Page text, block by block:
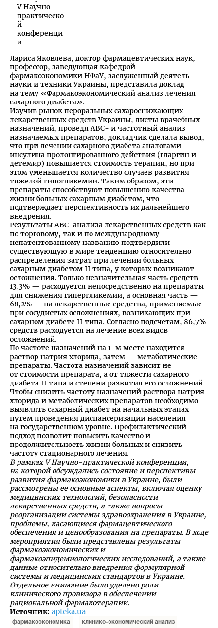
Лариса Яковлева, доктор фармацевтических наук,
профессор, заведующая кафедрой
фармакоэкономики НФаУ, заслуженный деятель
науки и техники Украины, представила доклад
на тему «Фармакоэкономический анализ лечения
сахарного диабета».
Изучив рынок пероральных сахароснижающих
лекарственных средств Украины, листы врачебных
назначений, проведя АВС- и частотный анализ
назначаемых препаратов, докладчик сделала вывод,
что при лечении сахарного диабета аналогами
инсулина пролонгированного действия (гларгин и
детемир) повышается стоимость терапии, но при
этом уменьшается количество случаев развития
тяжелой гипогликемии. Таким образом, эти
препараты способствуют повышению качества
жизни больных сахарным диабетом, что
подтверждает перспективность их дальнейшего
внедрения.
Результаты АВС-анализа лекарственных средств как
по торговому, так и по международному
непатентованному названию подтвердили
существующую в мире тенденцию относительно
распределения затрат при лечении больных
сахарным диабетом II типа, у которых возникают
осложнения. Только незначительная часть средств —
13,3% — расходуется непосредственно на препараты
для снижения гипергликемии, а основная часть —
68,2% — на лекарственные средства, применяемые
при сосудистых осложнениях, возникающих при
сахарном диабете II типа. Согласно подсчетам, 86,7%
средств расходуется на лечение всех видов
осложнений.
По частоте назначений на 1-м месте находится
раствор натрия хлорида, затем — метаболические
препараты. Частота назначений зависит не
от стоимости препарата, а от тяжести сахарного
диабета II типа и степени развития его осложнений.
Чтобы снизить частоту назначений раствора натрия
хлорида и метаболических препаратов необходимо
выявлять сахарный диабет на начальных этапах
путем проведения диспансеризации населения
на государственном уровне. Профилактический
подход позволит повысить качество и
продолжительность жизни больных и снизить
частоту стационарного лечения.
В рамках V Научно-практической конференции,
на которой обсуждались состояние и перспективы
развития фармакоэкономики в Украине, были
рассмотрены ее основные аспекты, включая оценку
медицинских технологий, безопасности
лекарственных средств, а также вопросы
реорганизации системы здравоохранения в Украине,
проблемы, касающиеся фармацевтического
обеспечения и ценообразования на препараты. В ходе
мероприятия были представлены результаты
фармакоэкономических и
фармакоэпидемиологических исследований, а также
данные относительно внедрения формулярной
системы и медицинских стандартов в Украине.
Отдельное внимание было уделено роли
клинического провизора в обеспечении
рациональной фармакотерапии.
Источник: apteka.ua
фармакоэкономика клинико-экономический анализ